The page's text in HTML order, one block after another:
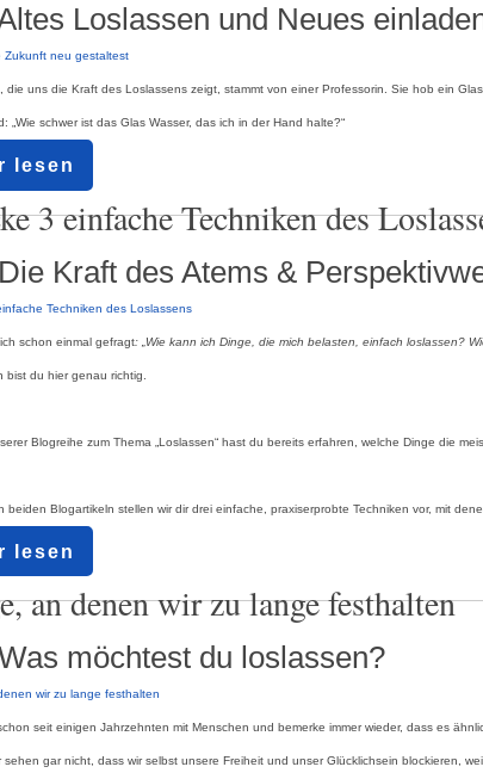
Loslassen und Neues
die uns die Kraft des Loslassens zeigt, stammt von einer Professorin. Sie hob ein
„Wie schwer ist das Glas Wasser, das ich in der Hand halte?“
lesen
3 einfache Techniken des
Kraft des Atems &
schon einmal gefragt: „Wie kann ich Dinge, die mich belasten, einfach loslassen?
bist du hier genau richtig.
Blogreihe zum Thema „Loslassen“ hast du bereits erfahren, welche Dinge die
beiden Blogartikeln stellen wir dir drei einfache, praxiserprobte Techniken vor, mit
lesen
an denen wir zu lange festhalten
möchtest du loslassen?
seit einigen Jahrzehnten mit Menschen und bemerke immer wieder, dass es
sehen gar nicht, dass wir selbst unsere Freiheit und unser Glücklichsein blockieren,